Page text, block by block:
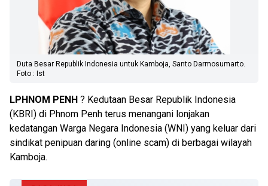
Duta Besar Republik Indonesia untuk Kamboja, Santo Darmosumarto.
Foto : Ist
LPHNOM PENH ? Kedutaan Besar Republik Indonesia
(KBRI) di Phnom Penh terus menangani lonjakan
kedatangan Warga Negara Indonesia (WNI) yang keluar dari
sindikat penipuan daring (online scam) di berbagai wilayah
Kamboja.